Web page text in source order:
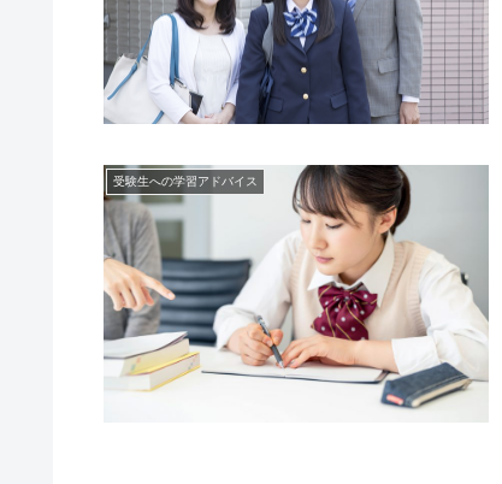
受験生への学習アドバイス